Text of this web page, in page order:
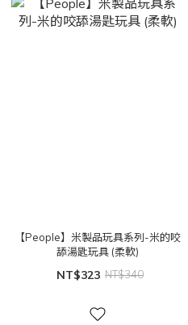
【People】米製品玩具系列-米的咬
舔湯匙玩具 (柔軟)
NT$323 NT$340